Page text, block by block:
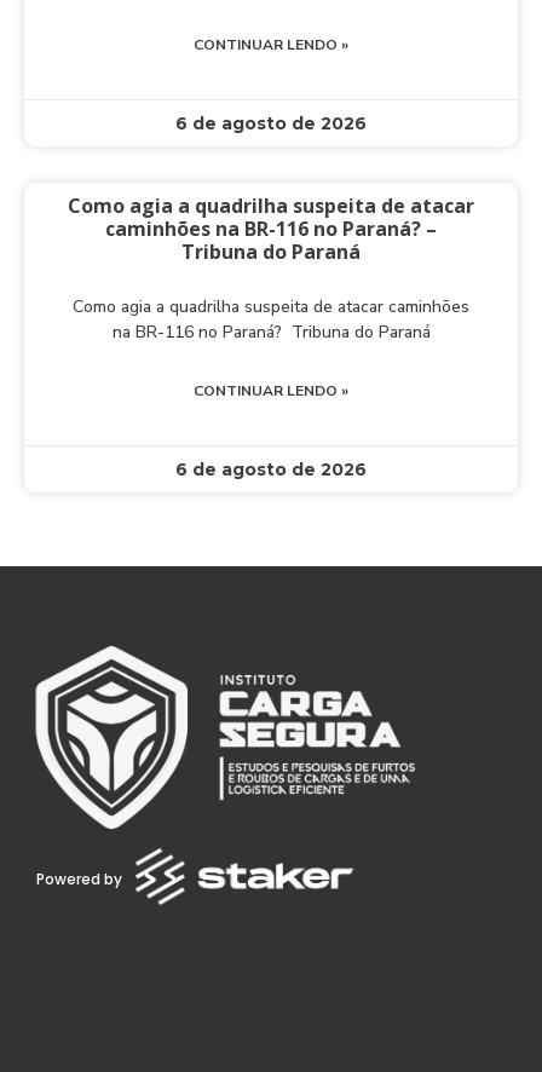
CONTINUAR LENDO »
6 de agosto de 2026
Como agia a quadrilha suspeita de atacar
caminhões na BR-116 no Paraná? –
Tribuna do Paraná
Como agia a quadrilha suspeita de atacar caminhões
na BR-116 no Paraná? Tribuna do Paraná
CONTINUAR LENDO »
6 de agosto de 2026
Powered by